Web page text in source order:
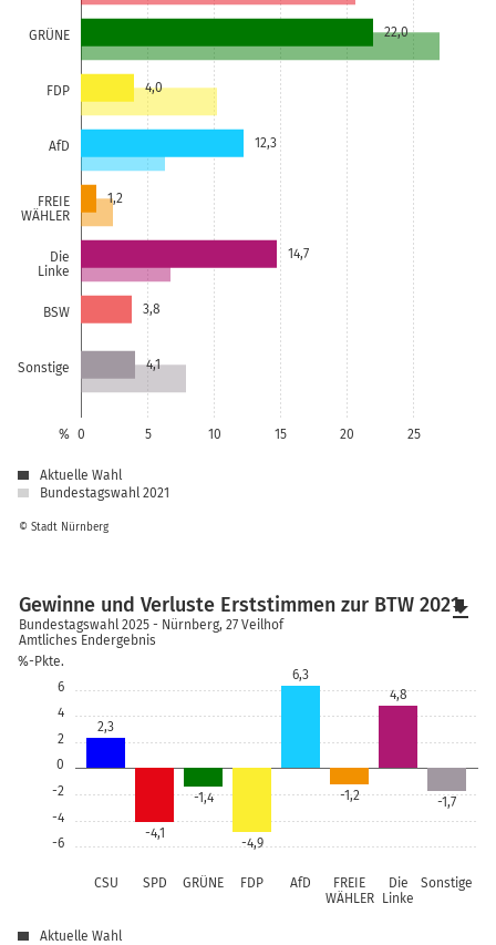
GRÜNE
FDP
AfD
FREIE
WÄHLER
Die
Linke
BSW
Sonstige
0 5 10 15 20 25
%
22,0
4,0
12,3
1,2
14,7
3,8
4,1
© Stadt Nürnberg
Aktuelle Wahl
Bundestagswahl 2021
-6
-4
-2
0
2
4
6
%-Pkte.
CSU SPD GRÜNE FDP AfD
FREIE
WÄHLER
Die
Linke
Sonstige
2,3
-4,1
-1,4
-4,9
6,3
-1,2
4,8
-1,7
Gewinne und Verluste Erststimmen zur BTW 2021
Bundestagswahl 2025 - Nürnberg, 27 Veilhof
Amtliches Endergebnis
Aktuelle Wahl
file_download